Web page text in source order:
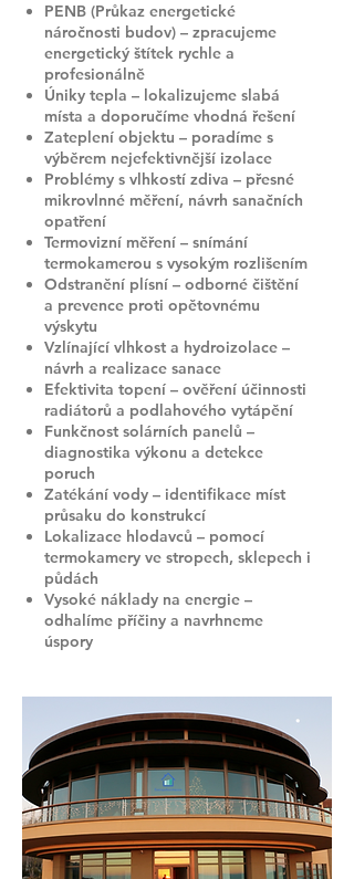
PENB (Průkaz energetické
náročnosti budov) – zpracujeme
energetický štítek rychle a
profesionálně
Úniky tepla – lokalizujeme slabá
místa a doporučíme vhodná řešení
Zateplení objektu – poradíme s
výběrem nejefektivnější izolace
Problémy s vlhkostí zdiva – přesné
mikrovlnné měření, návrh sanačních
opatření
Termovizní měření – snímání
termokamerou s vysokým rozlišením
Odstranění plísní – odborné čištění
a prevence proti opětovnému
výskytu
Vzlínající vlhkost a hydroizolace –
návrh a realizace sanace
Efektivita topení – ověření účinnosti
radiátorů a podlahového vytápění
Funkčnost solárních panelů –
diagnostika výkonu a detekce
poruch
Zatékání vody – identifikace míst
průsaku do konstrukcí
Lokalizace hlodavců – pomocí
termokamery ve stropech, sklepech i
půdách
Vysoké náklady na energie –
odhalíme příčiny a navrhneme
úspory